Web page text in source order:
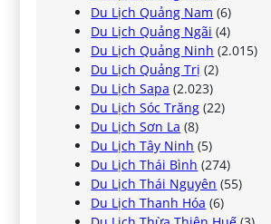
Du Lịch Quảng Nam (6)
Du Lịch Quảng Ngãi (4)
Du Lịch Quảng Ninh (2.015)
Du Lịch Quảng Trị (2)
Du Lịch Sapa (2.023)
Du Lịch Sóc Trăng (22)
Du Lịch Sơn La (8)
Du Lịch Tây Ninh (5)
Du Lịch Thái Bình (274)
Du Lịch Thái Nguyên (55)
Du Lịch Thanh Hóa (6)